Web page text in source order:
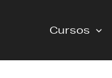
Cursos